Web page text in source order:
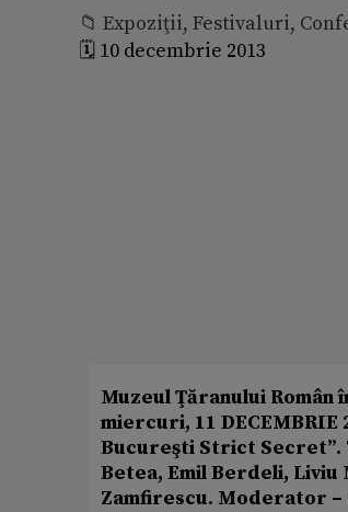
📁 Expoziţii, Festivaluri,
🗓️ 10 decembrie 2013
Muzeul Ţăranului Român
miercuri, 11
Bucureşti Strict Secret”.
Betea, Emil Berdeli, Liviu
Zamfirescu. Moderator –